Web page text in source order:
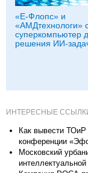
«Е-Флопс» и
«АМДтехнологи»
суперкомпьютер
решения ИИ-
ИНТЕРЕСНЫЕ
Как вывести
конференции
Московский